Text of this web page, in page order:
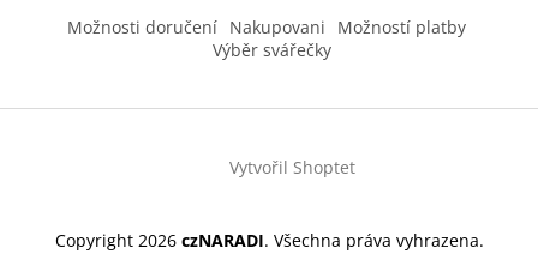
Možnosti doručení Nakupovani
Možností platby
Výběr svářečky
Vytvořil Shoptet
Copyright 2026 czNARADI. Všechna práva vyhrazena.